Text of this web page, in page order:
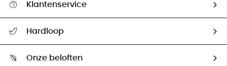
Klantenservice
Mijn zending volgen
Retourzendingen & Terugbetalingen
Hardloop
Onze beloften